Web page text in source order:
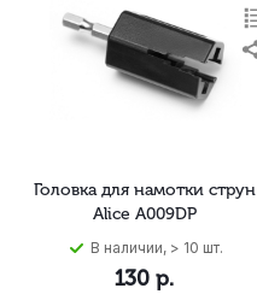
Головка для намотки струн
Alice A009DP
В наличии, > 10 шт.
130 р.